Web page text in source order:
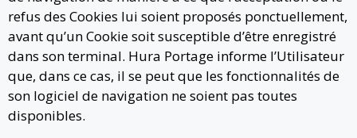
refus des Cookies lui soient proposés ponctuellement,
avant qu’un Cookie soit susceptible d’être enregistré
dans son terminal. Hura Portage informe l’Utilisateur
que, dans ce cas, il se peut que les fonctionnalités de
son logiciel de navigation ne soient pas toutes
disponibles.